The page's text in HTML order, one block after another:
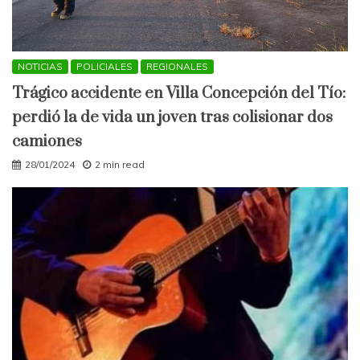
NOTICIAS POLICIALES REGIONALES
Trágico accidente en Villa Concepción del Tío:
perdió la de vida un joven tras colisionar dos
camiones
28/01/2024 2 min read